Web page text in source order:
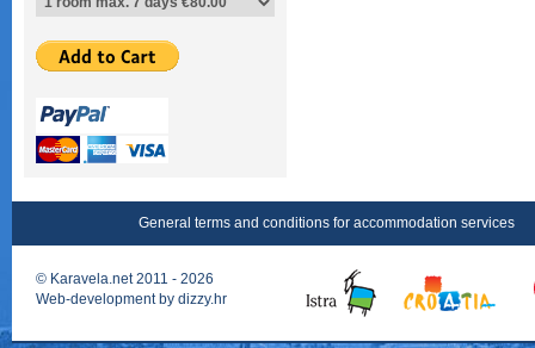
General terms and conditions for accommodation services
© Karavela.net2011 - 2026
Web-development by dizzy.hr